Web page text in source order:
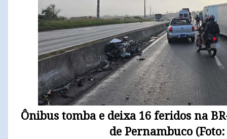
Ônibus tomba e deixa 16 feridos na
de Pernambuco (Foto: